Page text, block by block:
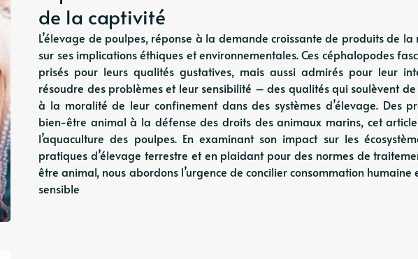
de la captivité
L’élevage de poulpes, réponse à la demande croissante de produits de
sur ses implications éthiques et environnementales. Ces céphalopodes
prisés pour leurs qualités gustatives, mais aussi admirés pour leur
résoudre des problèmes et leur sensibilité – des qualités qui soulèvent
à la moralité de leur confinement dans des systèmes d’élevage. Des
bien-être animal à la défense des droits des animaux marins, cet
l’aquaculture des poulpes. En examinant son impact sur les
pratiques d’élevage terrestre et en plaidant pour des normes de
être animal, nous abordons l’urgence de concilier consommation
sensible